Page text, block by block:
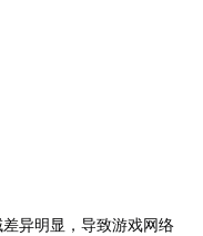
异明显，导致游戏网络